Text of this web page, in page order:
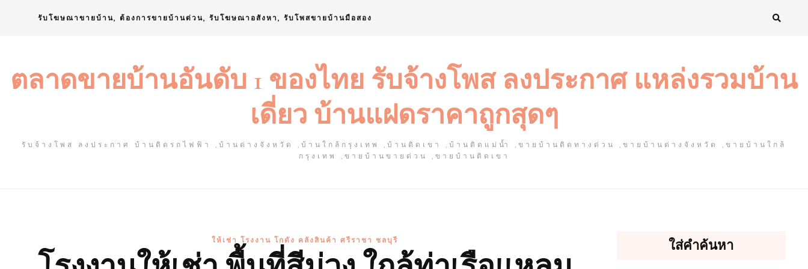
รับโฆษณาขายบ้าน, ต้องการขายบ้านด่วน, รับโฆษณาอสังหา, รับโพสขายบ้านมือสอง
ตลาดขายบ้านอันดับ 1 ของไทย รับจ้างโพส ลงประกาศ แหล่งรวมบ้าน
เดี่ยว บ้านแฝดราคาถูกสุดๆ
รับจ้างโพส ลงประกาศ บ้านติดรถไฟฟ้า ,บ้านต่างจังหวัด ,บ้านใกล้กรุงเทพ ,บ้านติดเขา ,บ้านติดแม่น้ำ ,ขายบ้านติดทางด่วน ,ขายบ้านต่างจังหวัด ,ขายบ้านใกล้
กรุงเทพ ,ขายบ้านขายด่วน ,ขายบ้านติดเขา
ให้เช่า โรงงาน โกดัง คลังสินค้า ศรีราชา ชลบุรี ใส่คำค้นหา